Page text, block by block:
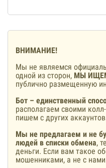
ВНИМАНИЕ!
Мы не являемся
одной из сторон, МЫ
публично размещенную
Бот – единственный
располагаем своими
пишем с других
Мы не предлагаем и не
людей в списки обмена,
деньги. Если вам такое
мошенниками, а не с